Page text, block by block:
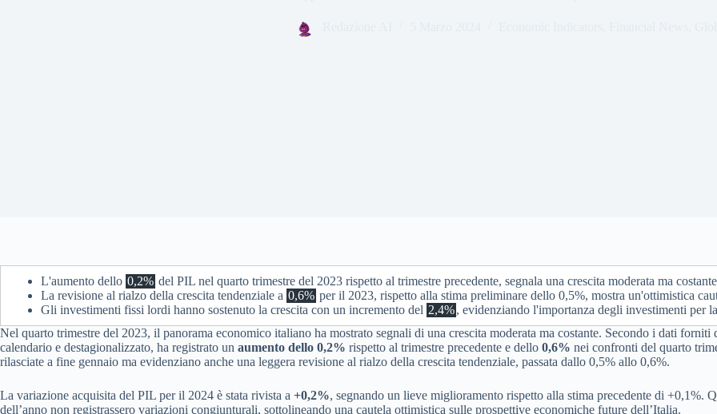
L'aumento dello 0,2% del PIL nel quarto trimestre del 2023 rispetto al trimestre precedente, segnala una crescita moderata ma
La revisione al rialzo della crescita tendenziale a 0,6% per il 2023, rispetto alla stima preliminare dello 0,5%, mostra un'ottimistica
Gli investimenti fissi lordi hanno sostenuto la crescita con un incremento del 2,4%, evidenziando l'importanza degli investimenti per
Nel quarto trimestre del 2023, il panorama economico italiano ha mostrato segnali di una crescita moderata ma costante. Secondo i dati
calendario e destagionalizzato, ha registrato un aumento dello 0,2% rispetto al trimestre precedente e dello 0,6% nei confronti del quarto
rilasciate a fine gennaio ma evidenziano anche una leggera revisione al rialzo della crescita tendenziale, passata dallo 0,5% allo 0,6%.
La variazione acquisita del PIL per il 2024 è stata rivista a +0,2%, segnando un lieve miglioramento rispetto alla stima precedente di +0,1%.
dell’anno non registrassero variazioni congiunturali, sottolineando una cautela ottimistica sulle prospettive economiche future dell’Italia.